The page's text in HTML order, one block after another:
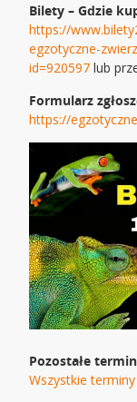
Bilety – Gdzie
https://
egzotyczne-
id=920597 lub
Formularz
https://
Pozostałe
Wszystkie